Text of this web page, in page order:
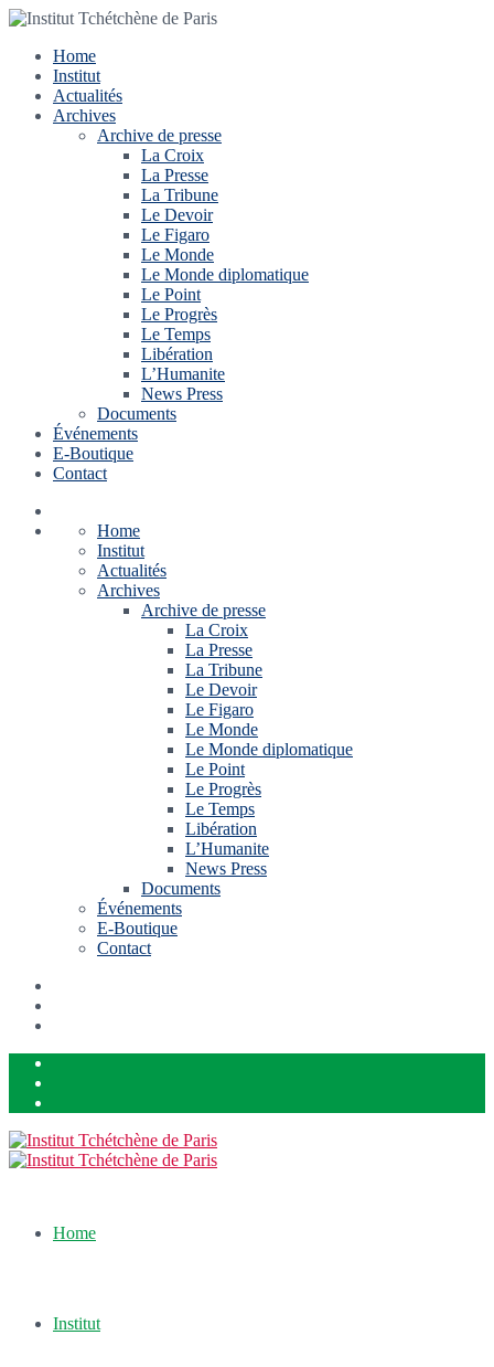
Home
Institut
Actualités
Archives
Archive de presse
La Croix
La Presse
La Tribune
Le Devoir
Le Figaro
Le Monde
Le Monde diplomatique
Le Point
Le Progrès
Le Temps
Libération
L’Humanite
News Press
Documents
Événements
E-Boutique
Contact
Home
Institut
Actualités
Archives
Archive de presse
La Croix
La Presse
La Tribune
Le Devoir
Le Figaro
Le Monde
Le Monde diplomatique
Le Point
Le Progrès
Le Temps
Libération
L’Humanite
News Press
Documents
Événements
E-Boutique
Contact
Home
Institut